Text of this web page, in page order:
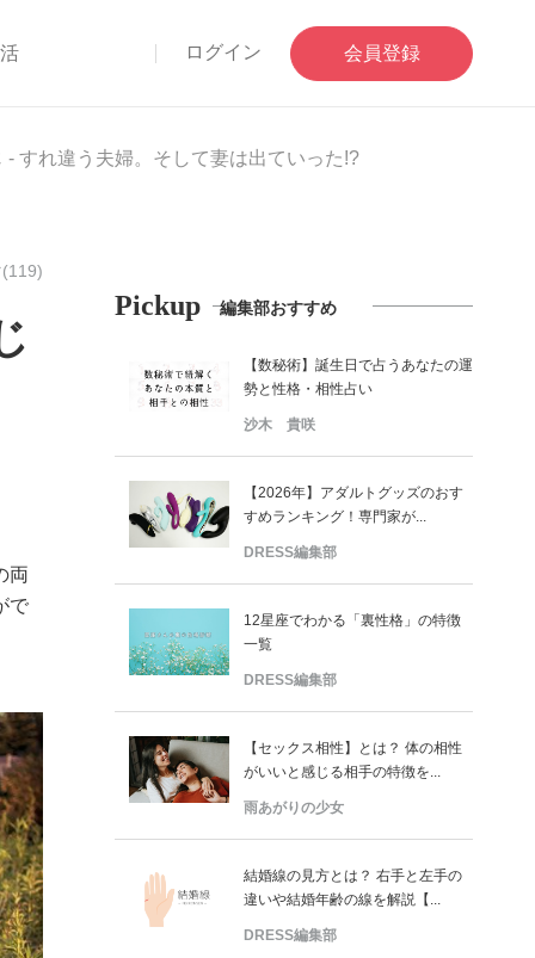
ログイン 会員登録
- すれ違う夫婦。そして妻は出ていった!?
(119)
両
で
Pickup 編集部おすすめ
【数秘術】誕生日で占うあなたの運
勢と性格・相性占い
沙木 貴咲
【2026年】アダルトグッズのおす
すめランキング！専門家が...
DRESS編集部
12星座でわかる「裏性格」の特徴
一覧
DRESS編集部
【セックス相性】とは？ 体の相性
がいいと感じる相手の特徴を...
雨あがりの少女
結婚線の見方とは？ 右手と左手の
違いや結婚年齢の線を解説【...
DRESS編集部